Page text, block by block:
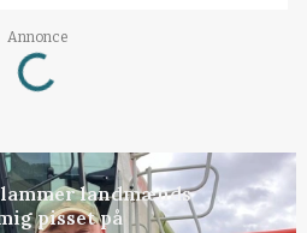
Annonce
Loading...
landmænds
pisset på